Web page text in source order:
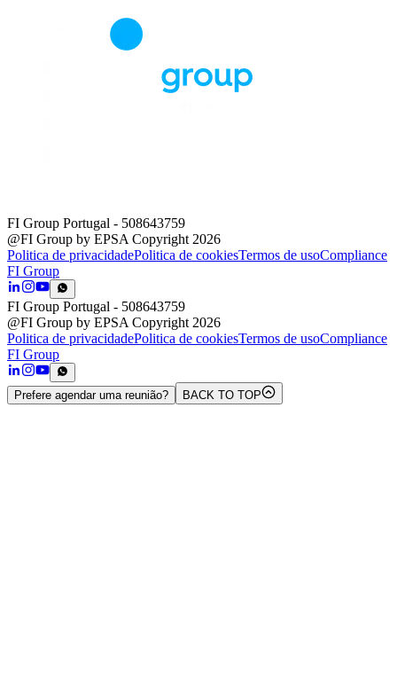
FI Group Portugal - 508643759
@FI Group by EPSA Copyright 2026
Politica de privacidadePolitica de cookiesTermos de usoCompliance
FI Group
FI Group Portugal - 508643759
@FI Group by EPSA Copyright 2026
Politica de privacidadePolitica de cookiesTermos de usoCompliance
FI Group
Prefere agendar uma reunião? BACK TO TOP